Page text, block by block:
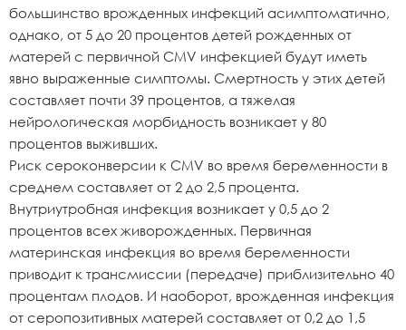
большинство врожденных инфекций асимптоматично,
однако, от 5 до 20 процентов детей рожденных от
матерей с первичной CMV инфекцией будут иметь
явно выраженные симптомы. Смертность у этих детей
составляет почти 39 процентов, а тяжелая
нейрологическая морбидность возникает у 80
процентов выживших.
Риск сероконверсии к CMV во время беременности в
среднем составляет от 2 до 2,5 процента.
Внутриутробная инфекция возникает у 0,5 до 2
процентов всех живорожденных. Первичная
материнская инфекция во время беременности
приводит к трансмиссии (передаче) приблизительно 40
процентам плодов. И наоборот, врожденная инфекция
от серопозитивных матерей составляет от 0,2 до 1,5